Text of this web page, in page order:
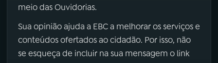
meio das Ouvidorias.
Sua opinião ajuda a EBC a melhorar os serviços e
conteúdos ofertados ao cidadão. Por isso, não
se esqueça de incluir na sua mensagem o link